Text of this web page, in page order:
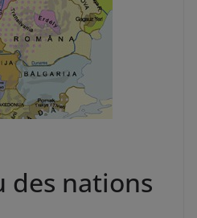
des nations